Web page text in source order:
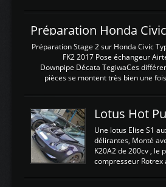
d'envoyer
dans le boitier.
La sortie 0-5V de
l'entrée AN Volt 8 et
Analogique, et Volt
tension (Pas une
est temps de
Préparation Stage 2 sur Honda Civic
FK2 2017 Pose échangeur
Downpipe Décata TegiwaCes
pièces se montent très bien une
légere découpe du plastique
negénant en rien la structure
fonctionnement du fond plat.
reprogrammation Stage 2 est faite
calculateur d'origine. Une
économique au passage sur
d'origine 310cv et 400Nn ,
Lotus Hot
Une lotus Elise S1
délirantes, Monté
K20A2 de 200cv , le
compresseur Rotrex